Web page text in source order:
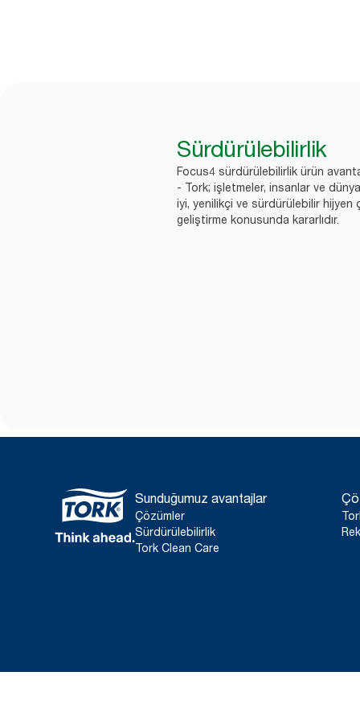
Sürdürülebilirlik
Focus4 sürdürülebilirlik ürün
- Tork; işletmeler, insanlar ve
iyi, yenilikçi ve sürdürülebilir hijyen
geliştirme konusunda kararlıdır.
Sunduğumuz avantajlar
Çözümler
Sürdürülebilirlik
Tork Clean Care